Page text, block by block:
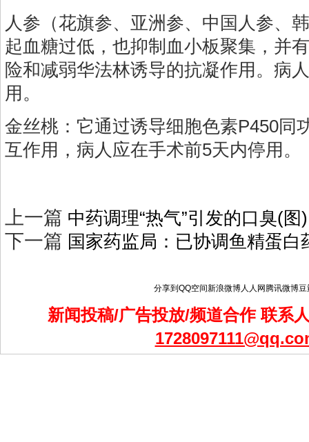
人参（花旗参、亚洲参、中国人参、
起血糖过低，也抑制血小板聚集，并
险和减弱华法林诱导的抗凝作用。病
用。
金丝桃：它通过诱导细胞色素P450同
互作用，病人应在手术前5天内停用。
上一篇 中药调理“热气”引发的口臭(图)
下一篇 国家药监局：已协调鱼精蛋白
分享到 QQ空间新浪微博人人网 腾讯微博豆
新闻投稿/广告投放/频道合作 联系